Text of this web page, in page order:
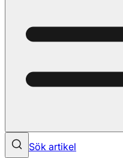
Sök artikel